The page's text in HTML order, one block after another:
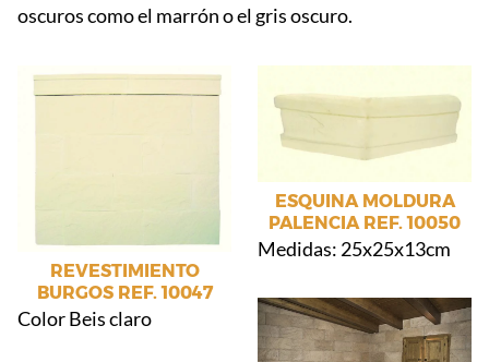
oscuros como el marrón o el gris oscuro.
REVESTIMIENTO
BURGOS REF. 10047
Color Beis claro
ESQUINA MOLDURA
PALENCIA REF. 10050
Medidas: 25x25x13cm